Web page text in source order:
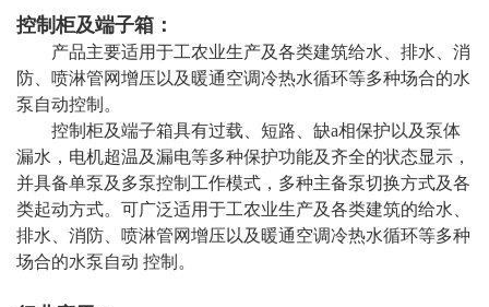
控制柜及端子箱：
产品主要适用于工农业生产及各类建筑给水、排水、消
防、喷淋管网增压以及暖通空调冷热水循环等多种场合的水
泵自动控制。
控制柜及端子箱具有过载、短路、缺a相保护以及泵体
漏水，电机超温及漏电等多种保护功能及齐全的状态显示，
并具备单泵及多泵控制工作模式，多种主备泵切换方式及各
类起动方式。可广泛适用于工农业生产及各类建筑的给水、
排水、消防、喷淋管网增压以及暖通空调冷热水循环等多种
场合的水泵自动 控制。